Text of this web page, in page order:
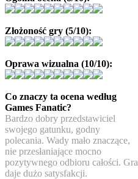
Złożoność gry (5/10):
Oprawa wizualna (10/10):
Co znaczy ta ocena według
Games Fanatic?
Bardzo dobry przedstawiciel
swojego gatunku, godny
polecania. Wady mało znaczące,
nie przesłaniające mocno
pozytywnego odbioru całości. Gra
daje dużo satysfakcji.